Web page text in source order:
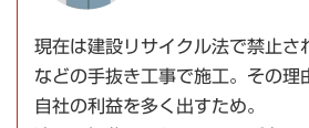
現在は建設リサイクル法で禁止さ
などの手抜き工事で施工。その理
自社の利益を多く出すため。